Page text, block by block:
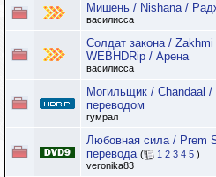
Мишень / Nishana /
василисса
Солдат закона /
WEBHDRip / Арена
василисса
Могильщик / Chandaal
переводом
гумрал
Любовная сила / Prem
перевода ( 1 2 3 4 5 )
veronika83